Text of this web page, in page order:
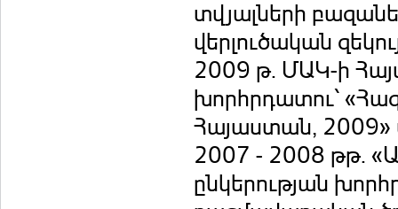
տվյալների
վերլուծական
2009 թ. ՄԱԿ-ի
խորհրդատու՝
Հայաստան, 2009»
2007 - 2008 թթ.
ընկերության